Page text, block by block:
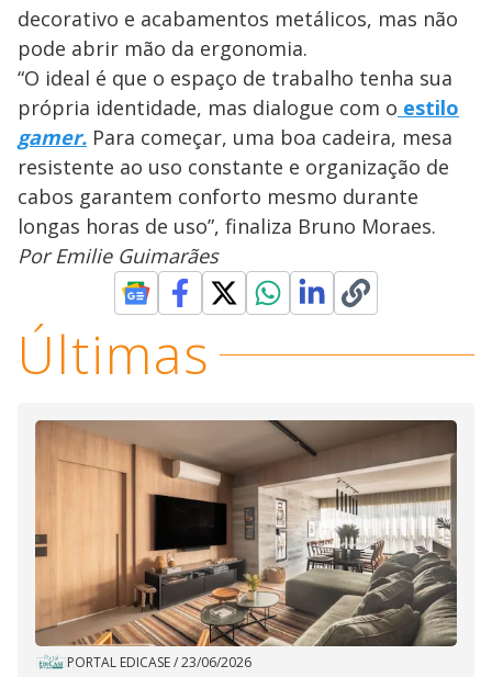
decorativo e acabamentos metálicos, mas não
pode abrir mão da ergonomia.
“O ideal é que o espaço de trabalho tenha sua
própria identidade, mas dialogue com o estilo
gamer. Para começar, uma boa cadeira, mesa
resistente ao uso constante e organização de
cabos garantem conforto mesmo durante
longas horas de uso”, finaliza Bruno Moraes.
Por Emilie Guimarães
Últimas
PORTAL EDICASE/23/06/2026